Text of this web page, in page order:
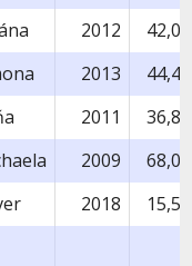
2012
42,0
2013
44,4
2011
36,8
2009
68,0
2018
15,5